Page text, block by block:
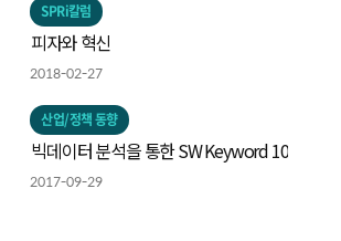
SPRi칼럼
피자와 혁신
2018-02-27
산업/정책 동향
빅데이터 분석을 통한 SW Keyword 10
2017-09-29